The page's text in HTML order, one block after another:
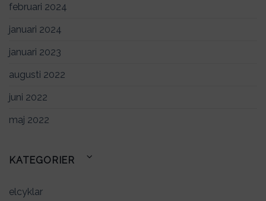
februari 2024
januari 2024
januari 2023
augusti 2022
juni 2022
maj 2022
KATEGORIER
elcyklar